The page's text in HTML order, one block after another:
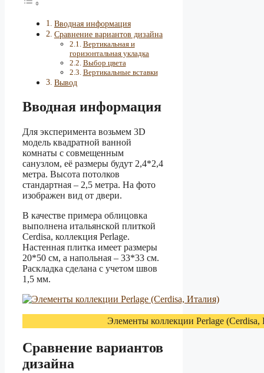
Вводная информация
Сравнение вариантов дизайна
Вертикальная и
горизонтальная укладка
Выбор цвета
Вертикальные вставки
Вывод
Вводная информация
Для эксперимента возьмем 3D
модель квадратной ванной
комнаты с совмещенным
санузлом, её размеры будут 2,4*2,4
метра. Высота потолков
стандартная – 2,5 метра. На фото
изображен вид от двери.
В качестве примера облицовка
выполнена итальянской плиткой
Cerdisa, коллекция Perlage.
Настенная плитка имеет размеры
20*50 см, а напольная – 33*33 см.
Раскладка сделана с учетом швов
1,5 мм.
Элементы коллекции Perlage (Cerdisa,
Сравнение вариантов
дизайна